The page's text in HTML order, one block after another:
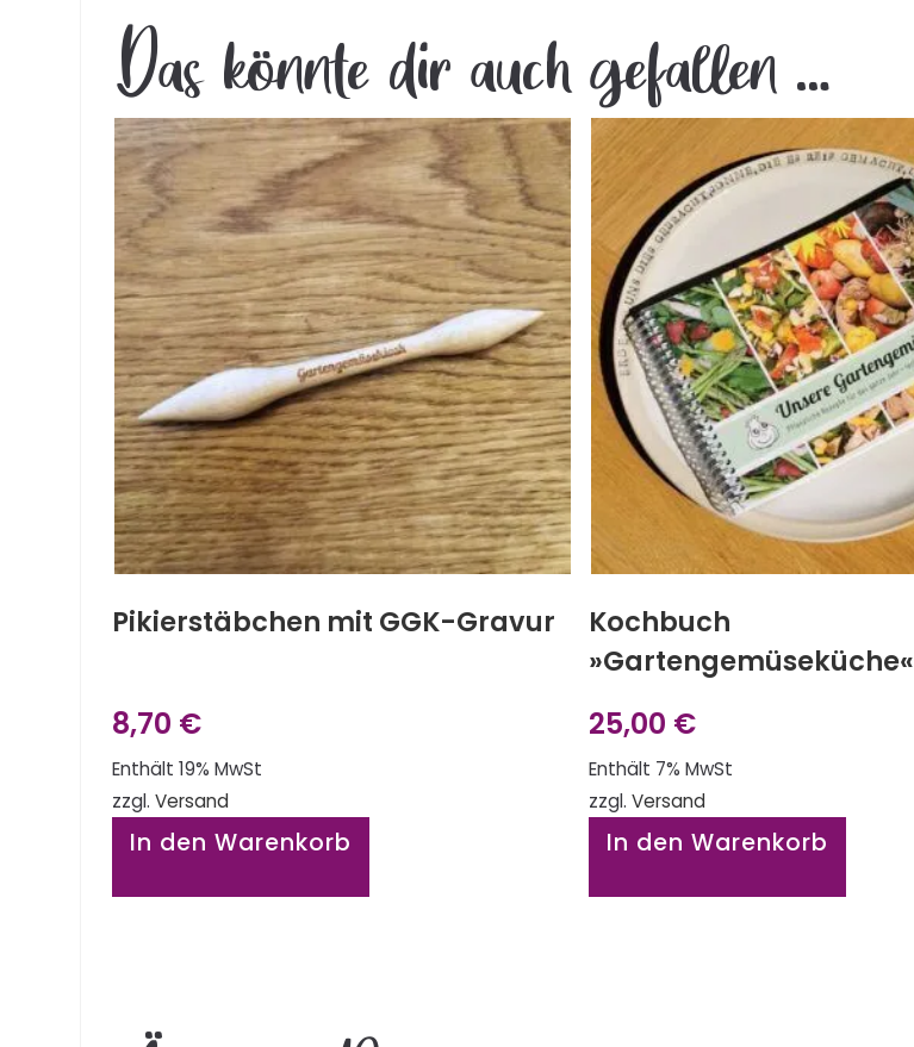
Das könnte dir auch gefallen …
Pikierstäbchen mit GGK-Gravur
8,70 €
Enthält 19% MwSt
zzgl.Versand
In den Warenkorb
Kochbuch
»Gartengemüseküche«
25,00 €
Enthält 7% MwSt
zzgl. Versand
In den Warenkorb